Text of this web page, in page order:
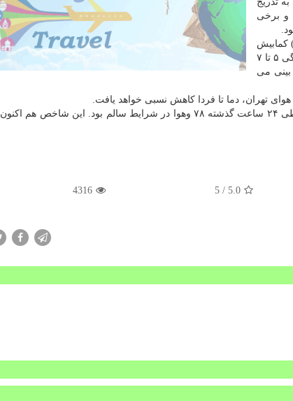
و برخی
شرایط در روز جمعه ( ۴ اسفند) كمابیش
ادامه می یابد و برای برخی ساعات وزش باد نسبتا شدید به بزرگی ۵ تا ۷
می
تهران، دما تا فردا كاهش نسبی خواهد یافت.
5.0
/ 5
4316